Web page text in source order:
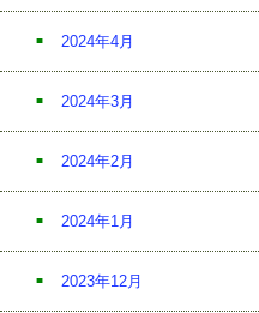
2024年4月
2024年3月
2024年2月
2024年1月
2023年12月